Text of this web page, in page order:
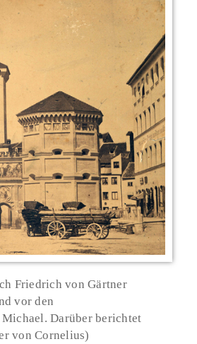
Friedrich von Gärtner
vor den
Darüber berichtet
von Cornelius)